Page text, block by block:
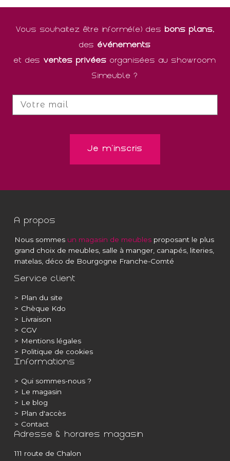
Vous souhaitez être informé(e) des bons plans,
desévénements
et desventes privées organisées au showroom
Simeuble ?
A propos
Nous sommes un magasin de meubles proposant le plus
grand choix de meubles, salle à manger, canapés, literies,
matelas, déco de Bourgogne Franche-Comté
Service client
> Plan du site
> Chèque Kdo
> Livraison
> CGV
> Mentions légales
> Politique de cookies
Informations
> Qui sommes-nous ?
> Le magasin
> Le blog
> Plan d'accès
> Contact
Adresse & horaires magasin
111 route de Chalon